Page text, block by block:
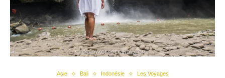
Asie Bali Indonésie Les Voyages